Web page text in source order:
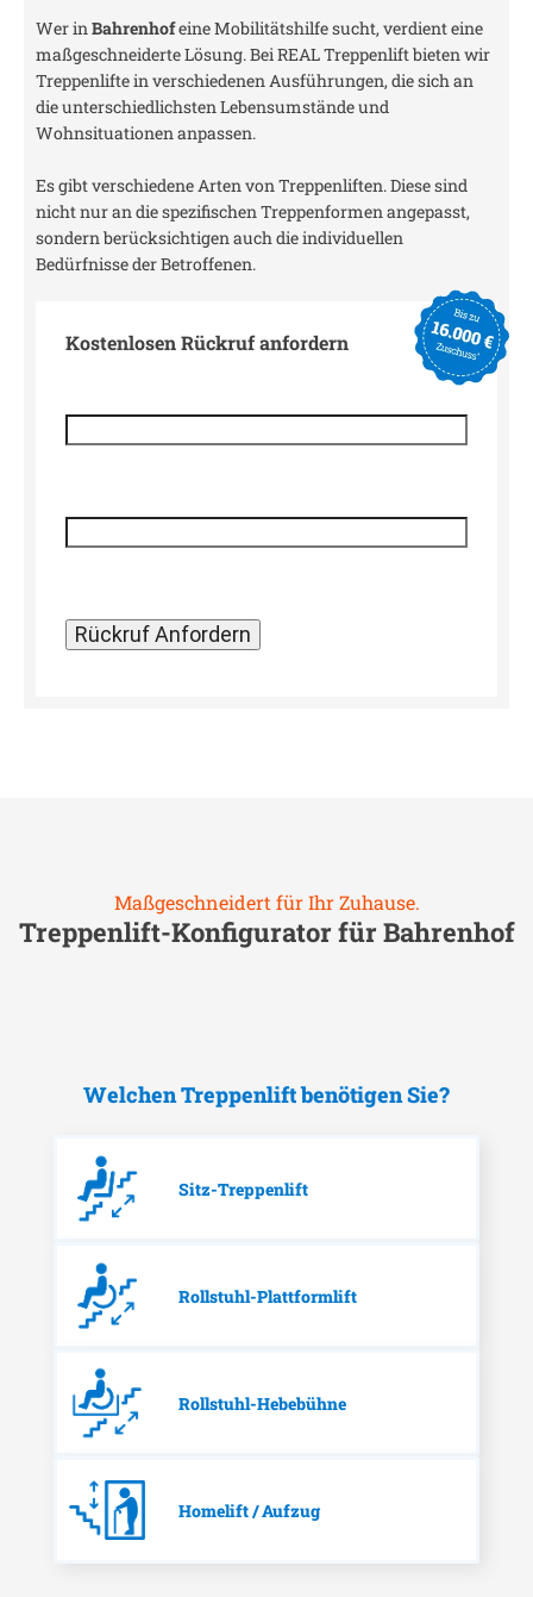
Wer inBahrenhofeine Mobilitätshilfe sucht, verdient eine
maßgeschneiderte Lösung. Bei REAL Treppenlift bieten wir
Treppenlifte in verschiedenen Ausführungen, die sich an
die unterschiedlichsten Lebensumstände und
Wohnsituationen anpassen.
Es gibt verschiedene Arten von Treppenliften. Diese sind
nicht nur an die spezifischen Treppenformen angepasst,
sondern berücksichtigen auch die individuellen
Bedürfnisse der Betroffenen.
Kostenlosen Rückruf anfordern
Maßgeschneidert für Ihr Zuhause.
Treppenlift-Konfigurator fürBahrenhof
Welchen Treppenlift benötigen Sie?
Sitz-Treppenlift
Rollstuhl-Plattformlift
Rollstuhl-Hebebühne
Homelift / Aufzug